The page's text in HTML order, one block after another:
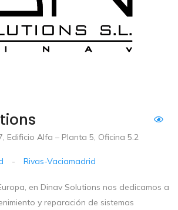
Edificio Alfa – Planta 5, Oficina 5.2
- Rivas-Vaciamadrid
en Dinav Solutions nos dedicamos a
y reparación de sistemas